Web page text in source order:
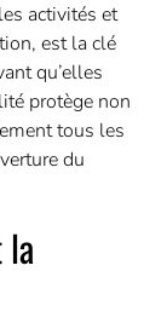
activités et
est la clé
qu’elles
protège non
tous les
du